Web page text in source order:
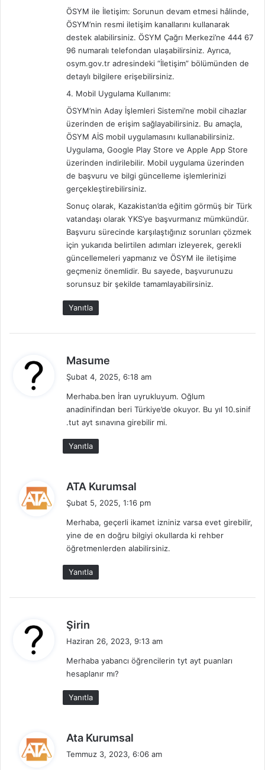
ÖSYM ile İletişim: Sorunun devam etmesi hâlinde,
ÖSYM’nin resmi iletişim kanallarını kullanarak
destek alabilirsiniz. ÖSYM Çağrı Merkezi’ne 444 67
96 numaralı telefondan ulaşabilirsiniz. Ayrıca,
osym.gov.tr adresindeki “İletişim” bölümünden de
detaylı bilgilere erişebilirsiniz.
4. Mobil Uygulama Kullanımı:
ÖSYM’nin Aday İşlemleri Sistemi’ne mobil cihazlar
üzerinden de erişim sağlayabilirsiniz. Bu amaçla,
ÖSYM AİS mobil uygulamasını kullanabilirsiniz.
Uygulama, Google Play Store ve Apple App Store
üzerinden indirilebilir. Mobil uygulama üzerinden
de başvuru ve bilgi güncelleme işlemlerinizi
gerçekleştirebilirsiniz.
Sonuç olarak, Kazakistan’da eğitim görmüş bir Türk
vatandaşı olarak YKS’ye başvurmanız mümkündür.
Başvuru sürecinde karşılaştığınız sorunları çözmek
için yukarıda belirtilen adımları izleyerek, gerekli
güncellemeleri yapmanız ve ÖSYM ile iletişime
geçmeniz önemlidir. Bu sayede, başvurunuzu
sorunsuz bir şekilde tamamlayabilirsiniz.
Yanıtla
Masume
e
i
k
i
Şubat 4, 2025, 6:18 am
Merhaba.ben İran uyrukluyum. Oğlum
anadinifindan beri Türkiye’de okuyor. Bu yıl 10.sinif
.tut ayt sınavına girebilir mi.
Yanıtla
ATA Kurumsal
i
k
i
Şubat 5, 2025, 1:16 pm
Merhaba, geçerli ikamet izniniz varsa evet girebilir,
yine de en doğru bilgiyi okullarda ki rehber
öğretmenlerden alabilirsiniz.
Yanıtla
Şirin
i
k
i
:
Haziran 26, 2023, 9:13 am
Merhaba yabancı öğrencilerin tyt ayt puanları
hesaplanır mı?
Yanıtla
Ata Kurumsal
e
Temmuz 3, 2023, 6:06 am